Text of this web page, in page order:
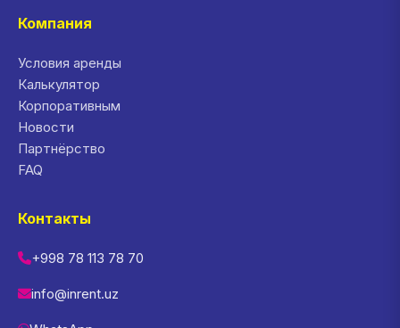
Компания
Условия аренды
Калькулятор
Корпоративным
Новости
Партнёрство
FAQ
Контакты
+998 78 113 78 70
info@inrent.uz